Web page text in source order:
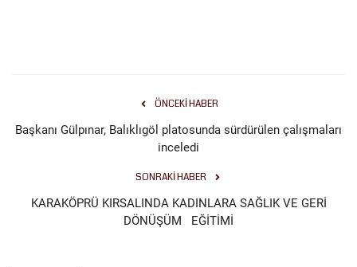
ÖNCEKI HABER
Başkanı Gülpınar, Balıklıgöl platosunda sürdürülen çalışmaları
inceledi
SONRAKI HABER
KARAKÖPRÜ KIRSALINDA KADINLARA SAĞLIK VE GERİ
DÖNÜŞÜM EĞİTİMİ